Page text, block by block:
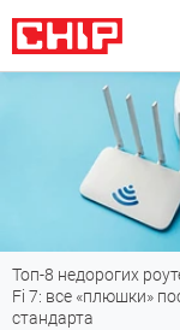
Топ-8 недорогих
Fi 7: все «плюшки»
стандарта